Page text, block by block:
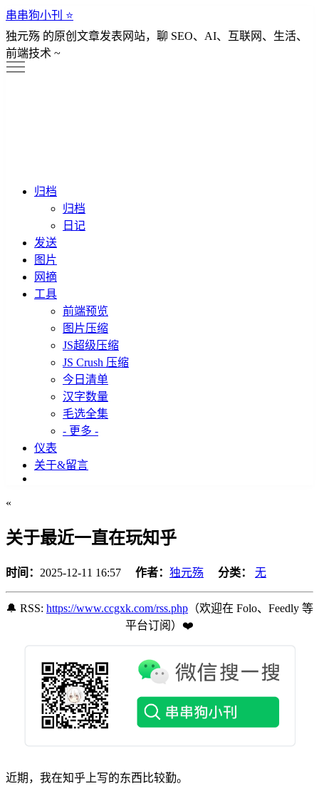
串串狗小刊 ⭐️
独元殇 的原创文章发表网站，聊 SEO、AI、互联网、生活、
前端技术 ~
归档
归档
日记
发送
图片
网摘
工具
前端预览
图片压缩
JS超级压缩
JS Crush 压缩
今日清单
汉字数量
毛选全集
- 更多 -
仪表
关于&留言
«
关于最近一直在玩知乎
时间： 2025-12-11 16:57 作者： 独元殇 分类： 无
🔔 RSS: https://www.ccgxk.com/rss.php （欢迎在 Folo、Feedly 等
平台订阅️）❤️
近期，我在知乎上写的东西比较勤。